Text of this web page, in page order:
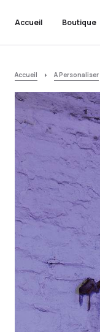
Accueil Boutique
Accueil A Personaliser